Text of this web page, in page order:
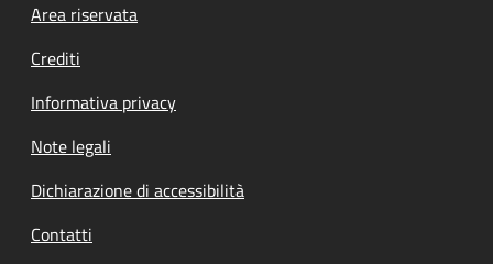
Footer menu
Area riservata
Crediti
Informativa privacy
Note legali
Dichiarazione di accessibilità
Contatti